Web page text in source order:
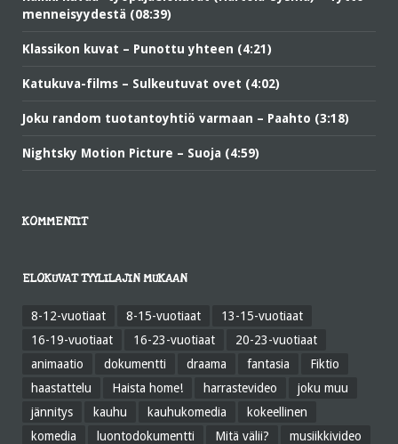
menneisyydestä (08:39)
Klassikon kuvat – Punottu yhteen (4:21)
Katukuva-films – Sulkeutuvat ovet (4:02)
Joku random tuotantoyhtiö varmaan – Paahto (3:18)
Nightsky Motion Picture – Suoja (4:59)
KOMMENTIT
ELOKUVAT TYYLILAJIN MUKAAN
8-12-vuotiaat 8-15-vuotiaat
13-15-vuotiaat
16-19-vuotiaat
16-23-vuotiaat
20-23-vuotiaat
animaatio
dokumentti draama fantasia
Fiktio
haastattelu
Haista home! harrastevideo
joku muu
jännitys
kauhu kauhukomedia
kokeellinen
komedia
luontodokumentti Mitä välii?
musiikkivideo